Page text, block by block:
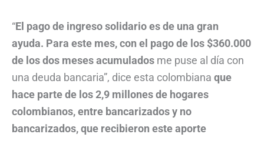
“El pago de ingreso solidario es de una gran
ayuda. Para este mes, con el pago de los $360.000
de los dos meses acumulados me puse al día con
una deuda bancaria”, dice esta colombiana que
hace parte de los 2,9 millones de hogares
colombianos, entre bancarizados y no
bancarizados, que recibieron este aporte